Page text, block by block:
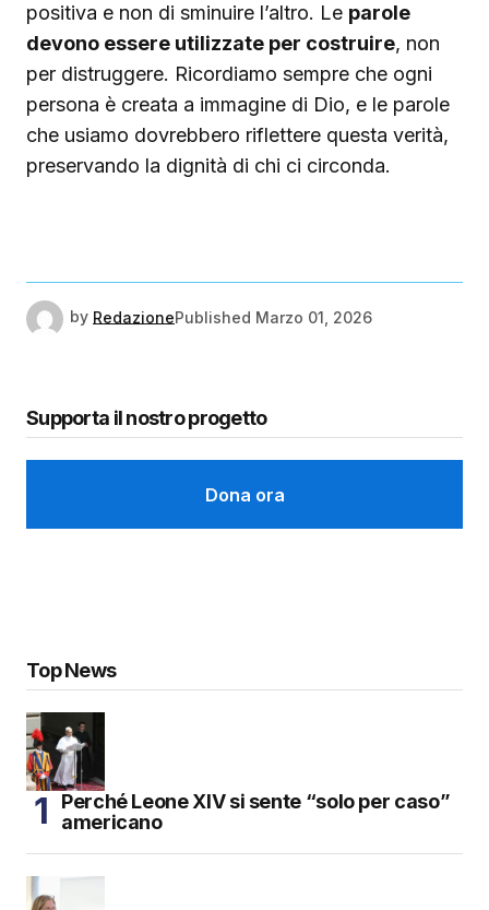
positiva e non di sminuire l’altro. Le parole
devono essere utilizzate per costruire, non
per distruggere. Ricordiamo sempre che ogni
persona è creata a immagine di Dio, e le parole
che usiamo dovrebbero riflettere questa verità,
preservando la dignità di chi ci circonda.
by RedazionePublished Marzo 01, 2026
Supporta il nostro progetto
Dona ora
Top News
Perché Leone XIV si sente “solo per caso”
americano